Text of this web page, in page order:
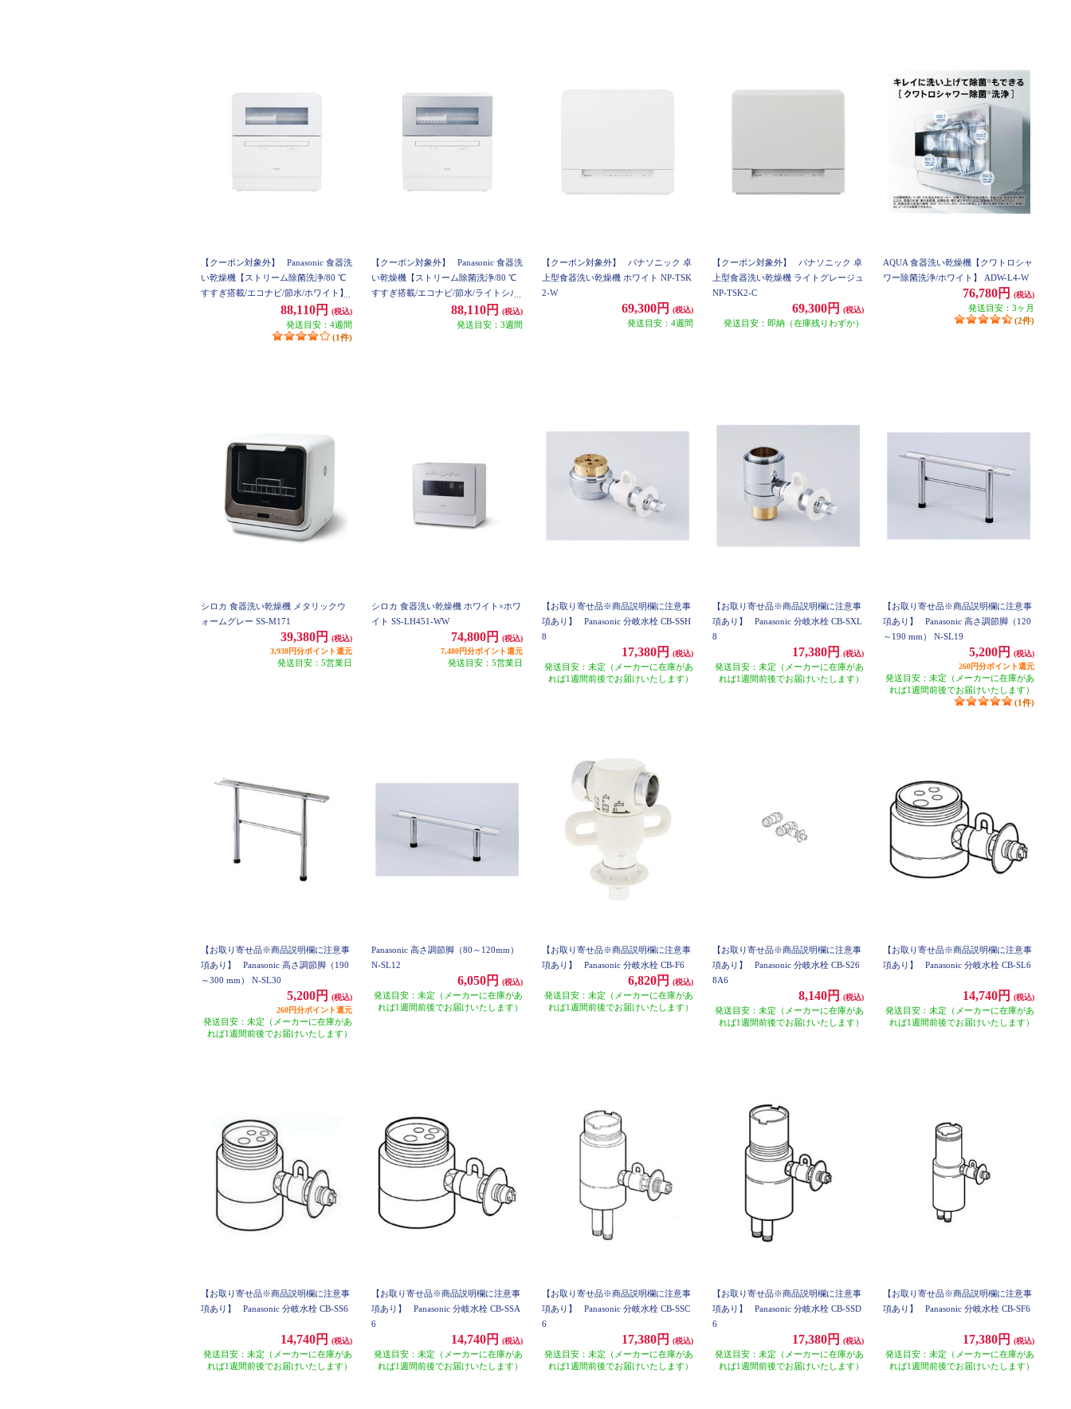
【クーポン対象外】
Panasonic 食器洗
い乾燥機【ストリーム除菌洗浄/80 ℃
すすぎ搭載/エコナビ/節水/ホワイト】
88,110円 (税込)
発送目安：4週間
(1件)
【クーポン対象外】
Panasonic 食器洗
い乾燥機【ストリーム除菌洗浄/80 ℃
すすぎ搭載/エコナビ/節水/ライトシル
88,110円 (税込)
発送目安：3週間
【クーポン対象外】
パナソニック 卓
上型食器洗い乾燥機 ホワイト NP-TSK
2-W
69,300円 (税込)
発送目安：4週間
【クーポン対象外】
パナソニック 卓
上型食器洗い乾燥機 ライトグレージュ
NP-TSK2-C
69,300円 (税込)
発送目安：即納（在庫残りわずか）
AQUA 食器洗い乾燥機【クワトロシャ
ワー除菌洗浄/ホワイト】 ADW-L4-W
76,780円 (税込)
発送目安：3ヶ月
(2件)
シロカ 食器洗い乾燥機 メタリックウ
ォームグレー SS-M171
39,380円
(税込)
3,938円分ポイント還元
発送目安：5営業日
シロカ 食器洗い乾燥機 ホワイト×ホワ
イト SS-LH451-WW
74,800円
(税込)
7,480円分ポイント還元
発送目安：5営業日
【お取り寄せ品※商品説明欄に注意事
項あり】
Panasonic 分岐水栓 CB-SSH
8
17,380円 (税込)
発送目安：未定（メーカーに在庫があ
れば1週間前後でお届けいたします）
【お取り寄せ品※商品説明欄に注意事
項あり】
Panasonic 分岐水栓 CB-SXL
8
17,380円 (税込)
発送目安：未定（メーカーに在庫があ
れば1週間前後でお届けいたします）
【お取り寄せ品※商品説明欄に注意事
項あり】
Panasonic 高さ調節脚（120
～190 mm） N-SL19
5,200円
(税込)
260円分ポイント還元
発送目安：未定（メーカーに在庫があ
れば1週間前後でお届けいたします）
(1件)
【お取り寄せ品※商品説明欄に注意事
項あり】
Panasonic 高さ調節脚（190
～300 mm） N-SL30
5,200円
(税込)
260円分ポイント還元
発送目安：未定（メーカーに在庫があ
れば1週間前後でお届けいたします）
Panasonic 高さ調節脚（80～120mm）
N-SL12
6,050円 (税込)
発送目安：未定（メーカーに在庫があ
れば1週間前後でお届けいたします）
【お取り寄せ品※商品説明欄に注意事
項あり】
Panasonic 分岐水栓 CB-F6
6,820円 (税込)
発送目安：未定（メーカーに在庫があ
れば1週間前後でお届けいたします）
【お取り寄せ品※商品説明欄に注意事
項あり】
Panasonic 分岐水栓 CB-S26
8A6
8,140円 (税込)
発送目安：未定（メーカーに在庫があ
れば1週間前後でお届けいたします）
【お取り寄せ品※商品説明欄に注意事
項あり】
Panasonic 分岐水栓 CB-SL6
14,740円 (税込)
発送目安：未定（メーカーに在庫があ
れば1週間前後でお届けいたします）
【お取り寄せ品※商品説明欄に注意事
項あり】
Panasonic 分岐水栓 CB-SS6
14,740円 (税込)
発送目安：未定（メーカーに在庫があ
れば1週間前後でお届けいたします）
【お取り寄せ品※商品説明欄に注意事
項あり】
Panasonic 分岐水栓 CB-SSA
6
14,740円 (税込)
発送目安：未定（メーカーに在庫があ
れば1週間前後でお届けいたします）
【お取り寄せ品※商品説明欄に注意事
項あり】
Panasonic 分岐水栓 CB-SSC
6
17,380円 (税込)
発送目安：未定（メーカーに在庫があ
れば1週間前後でお届けいたします）
【お取り寄せ品※商品説明欄に注意事
項あり】
Panasonic 分岐水栓 CB-SSD
6
17,380円 (税込)
発送目安：未定（メーカーに在庫があ
れば1週間前後でお届けいたします）
【お取り寄せ品※商品説明欄に注意事
項あり】
Panasonic 分岐水栓 CB-SF6
17,380円 (税込)
発送目安：未定（メーカーに在庫があ
れば1週間前後でお届けいたします）